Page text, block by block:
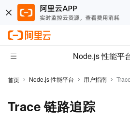
Node.js 性能平
首页 Node.js 性能平台 用户指南
Trace 链路追踪